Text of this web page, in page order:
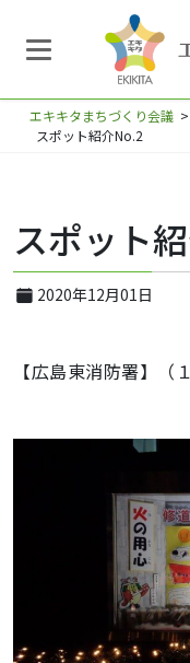
エキキタまちづくり会議 >
スポット紹介No.2
スポット
2020年12月01日
【広島東消防署】（